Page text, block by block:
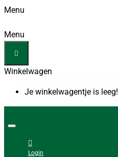
Menu
Menu
Winkelwagen
Je winkelwagentje is leeg!
Login